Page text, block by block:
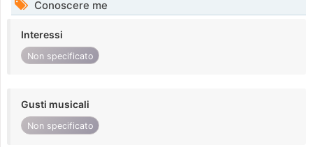
Conoscere me
Interessi
Non specificato
Gusti musicali
Non specificato